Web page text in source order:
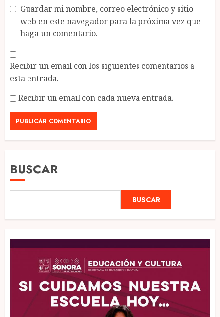
Guardar mi nombre, correo electrónico y sitio
web en este navegador para la próxima vez que
haga un comentario.
Recibir un email con los siguientes comentarios a
esta entrada.
Recibir un email con cada nueva entrada.
BUSCAR
BUSCAR